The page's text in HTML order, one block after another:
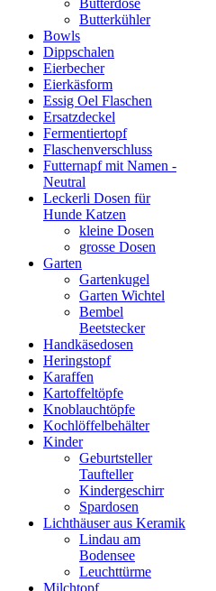
Butterdose
Butterkühler
Bowls
Dippschalen
Eierbecher
Eierkäsform
Essig Oel Flaschen
Ersatzdeckel
Fermentiertopf
Flaschenverschluss
Futternapf mit Namen -
Neutral
Leckerli Dosen für
Hunde Katzen
kleine Dosen
grosse Dosen
Garten
Gartenkugel
Garten Wichtel
Bembel
Beetstecker
Handkäsedosen
Heringstopf
Karaffen
Kartoffeltöpfe
Knoblauchtöpfe
Kochlöffelbehälter
Kinder
Geburtsteller
Taufteller
Kindergeschirr
Spardosen
Lichthäuser aus Keramik
Lindau am
Bodensee
Leuchttürme